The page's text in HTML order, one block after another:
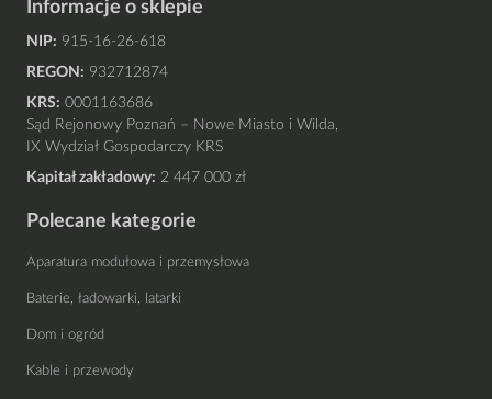
Informacje o sklepie
NIP: 915-16-26-618
REGON: 932712874
KRS: 0001163686
Sąd Rejonowy Poznań – Nowe Miasto i Wilda,
IX Wydział Gospodarczy KRS
Kapitał zakładowy: 2 447 000 zł
Polecane kategorie
Aparatura modułowa i przemysłowa
Baterie, ładowarki, latarki
Dom i ogród
Kable i przewody